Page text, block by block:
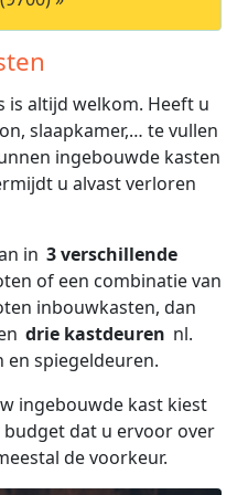
is altijd welkom. Heeft u
slaapkamer,… te vullen
ingebouwde kasten
u alvast verloren
in 3 verschillende
of een combinatie van
inbouwkasten, dan
drie kastdeuren nl.
spiegeldeuren.
ingebouwde kast kiest
dat u ervoor over
de voorkeur.